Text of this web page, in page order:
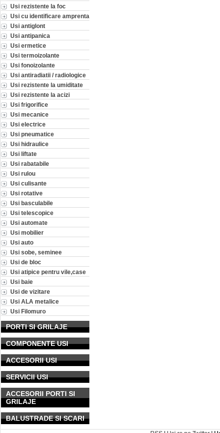
Usi rezistente la foc
Usi cu identificare amprenta
Usi antiglont
Usi antipanica
Usi ermetice
Usi termoizolante
Usi fonoizolante
Usi antiradiatii / radiologice
Usi rezistente la umiditate
Usi rezistente la acizi
Usi frigorifice
Usi mecanice
Usi electrice
Usi pneumatice
Usi hidraulice
Usi liftate
Usi rabatabile
Usi rulou
Usi culisante
Usi rotative
Usi basculabile
Usi telescopice
Usi automate
Usi mobilier
Usi auto
Usi sobe, seminee
Usi de bloc
Usi atipice pentru vile,case
Usi baie
Usi de vizitare
Usi ALA metalice
Usi Filomuro
PORTI SI GRILAJE
COMPONENTE USI
ACCESORII USI
SERVICII USI
ACCESORII PORTI SI
GRILAJE
BALUSTRADE SI SCARI